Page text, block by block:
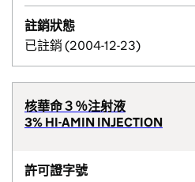
註銷狀態
已註銷 (2004-12-23)
核華命３％注射液
3% HI-AMIN INJECTION
許可證字號